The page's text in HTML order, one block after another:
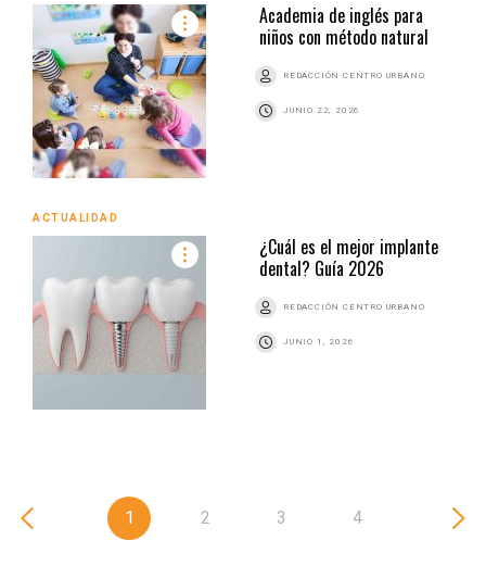
Academia de inglés para
niños con método natural
REDACCIÓN CENTRO URBANO
JUNIO 22, 2026
ACTUALIDAD
¿Cuál es el mejor implante
dental? Guía 2026
REDACCIÓN CENTRO URBANO
JUNIO 1, 2026
1 2 3 4